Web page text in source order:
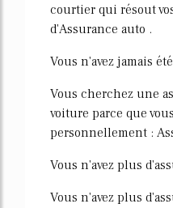
courtier qui résout
d'Assurance auto .
Vous n'avez jamais
Vous cherchez une
voiture parce que
personnellement :
Vous n'avez plus
Vous n'avez plus